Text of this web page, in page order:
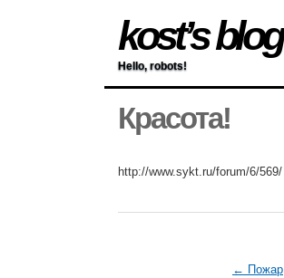
kost’s blog
Hello, robots!
Красота!
http://www.sykt.ru/forum/6/569/
← Пожар